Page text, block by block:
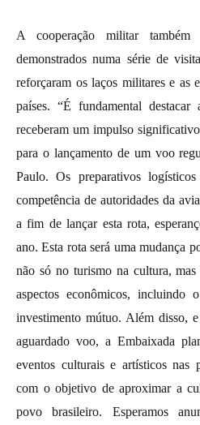
A cooperação militar também
demonstrados numa série de
reforçaram os laços militares e as
países. “É fundamental
receberam um impulso
para o lançamento de um voo
Paulo. Os preparativos
competência de autoridades da
a fim de lançar esta rota,
ano. Esta rota será uma mudança
não só no turismo na cultura,
aspectos econômicos,
investimento mútuo. Além disso,
aguardado voo, a Embaixada
eventos culturais e artísticos nas
com o objetivo de aproximar a
povo brasileiro. Esperamos